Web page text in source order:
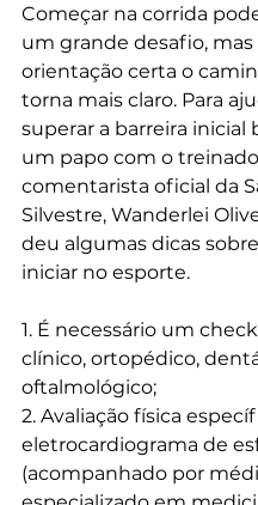
Começar na corrida
um grande desafio, mas
orientação certa o
torna mais claro. Para
superar a barreira inicial
um papo com o
comentarista oficial da
Silvestre, Wanderlei
deu algumas dicas
iniciar no esporte.
1. É necessário um
clínico, ortopédico,
oftalmológico;
2. Avaliação física
eletrocardiograma de
(acompanhado por